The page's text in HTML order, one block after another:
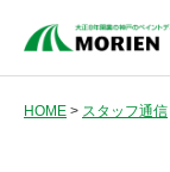
HOME > スタッフ通信